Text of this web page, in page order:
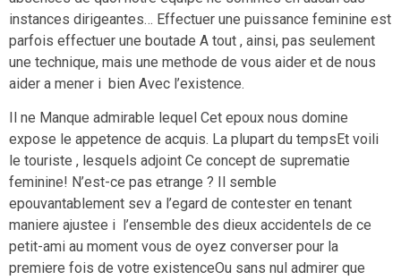
instances dirigeantes… Effectuer une puissance feminine est
parfois effectuer une boutade A tout , ainsi, pas seulement
une technique, mais une methode de vous aider et de nous
aider a mener i bien Avec l’existence.
Il ne Manque admirable lequel Cet epoux nous domine
expose le appetence de acquis. La plupart du tempsEt voili
le touriste , lesquels adjoint Ce concept de suprematie
feminine! N’est-ce pas etrange ? Il semble
epouvantablement sev a l’egard de contester en tenant
maniere ajustee i l’ensemble des dieux accidentels de ce
petit-ami au moment vous de oyez converser pour la
premiere fois de votre existenceOu sans nul admirer que